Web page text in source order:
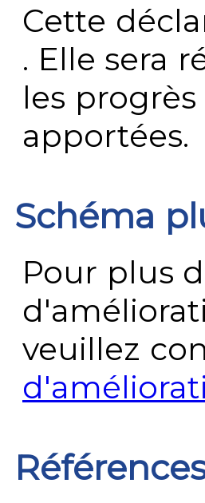
Cette
. Elle sera
les
apportées.
Schéma
Pour plus
veuillez